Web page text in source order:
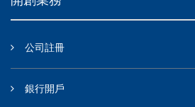
公司註冊
銀行開戶